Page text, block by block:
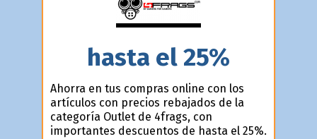
hasta el 25%
Ahorra en tus compras online con los
artículos con precios rebajados de la
categoría Outlet de 4frags, con
importantes descuentos de hasta el 25%.